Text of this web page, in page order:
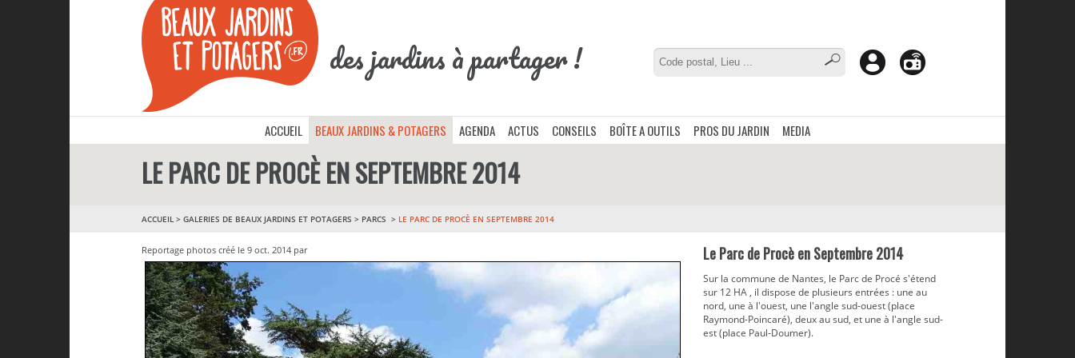
des jardins à partager !
ACCUEIL BEAUX JARDINS & POTAGERS AGENDA ACTUS CONSEILS BOÎTE A OUTILS PROS DU JARDIN MEDIA
LE PARC DE PROCÈ EN SEPTEMBRE 2014
ACCUEIL > GALERIES DE BEAUX JARDINS ET POTAGERS > PARCS LE PARC DE PROCÈ EN SEPTEMBRE 2014
Reportage photos créé le 9 oct. 2014 par Le Parc de Procè en Septembre 2014
Sur la commune de Nantes, le Parc de Procé s'étend
sur 12 HA , il dispose de plusieurs entrées : une au
nord, une à l'ouest, une l'angle sud-ouest (place
Raymond-Poincaré), deux au sud, et une à l'angle sud-
est (place Paul-Doumer).